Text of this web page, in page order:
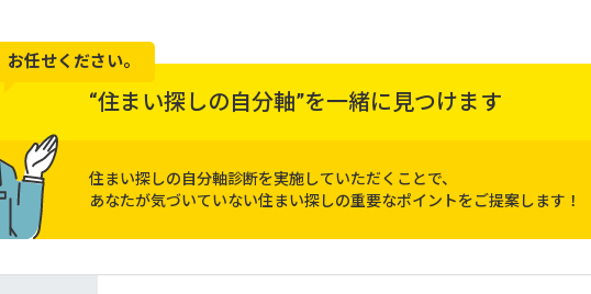
お任せください。
“住まい探しの自分軸”を一緒に見つけます
住まい探しの自分軸診断を実施していただくことで、
あなたが気づいていない住まい探しの重要なポイントをご提案します！